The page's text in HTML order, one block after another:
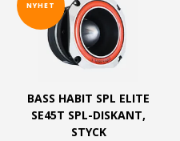
NYHET
BASS HABIT SPL ELITE
SE45T SPL-DISKANT,
STYCK